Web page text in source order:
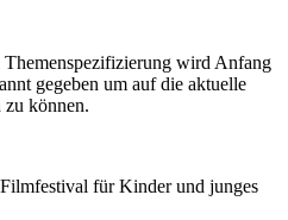
wird Anfang
gegeben um auf die aktuelle
zu können.
für Kinder und junges